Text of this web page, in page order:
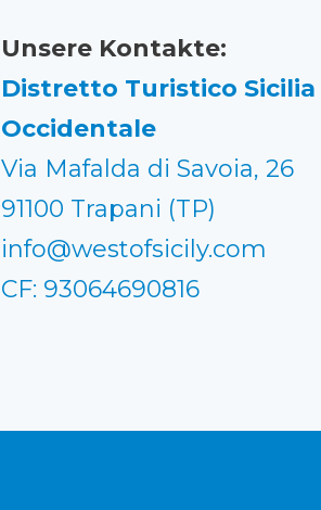
Unsere Kontakte:
Distretto Turistico Sicilia
Occidentale
Via Mafalda di Savoia, 26
91100 Trapani (TP)
info@westofsicily.com
CF: 93064690816